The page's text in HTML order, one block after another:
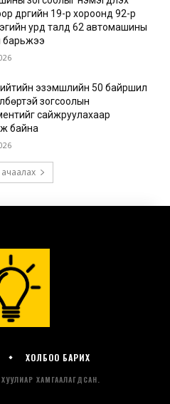
ХОЛБОО БАРИХ
ХАМГААЛАГДСАН.